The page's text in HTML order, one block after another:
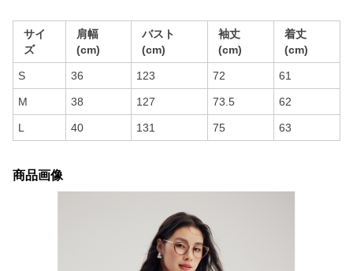
サイ
ズ
肩幅
(cm)
バスト
(cm)
袖丈
(cm)
着丈
(cm)
S 36 123 72 61
M 38 127 73.5 62
L 40 131 75 63
商品画像